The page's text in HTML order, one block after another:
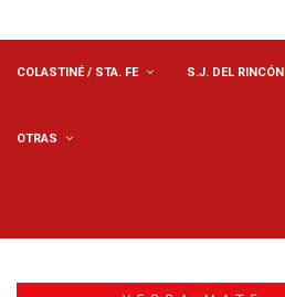
COLASTINÉ / STA. FE S.J. DEL RINCÓN
OTRAS